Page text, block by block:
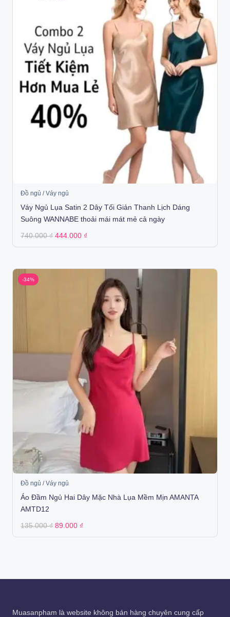
Đồ ngủ / Váy ngủ
Váy Ngủ Lụa Satin 2 Dây Tối Giản Thanh Lịch Dáng
Suông WANNABE thoải mái mát mẻ cả ngày
740.000₫ Original
was:
444.000 ₫
is:
-34%
Đồ ngủ / Váy ngủ
Áo Đầm Ngủ Hai Dây Mặc Nhà Lụa Mềm Mịn AMANTA
AMTD12
135.000₫ Original
was:
89.000 ₫
is:
Muasanpham là website không bán hàng chuyên cung cấp